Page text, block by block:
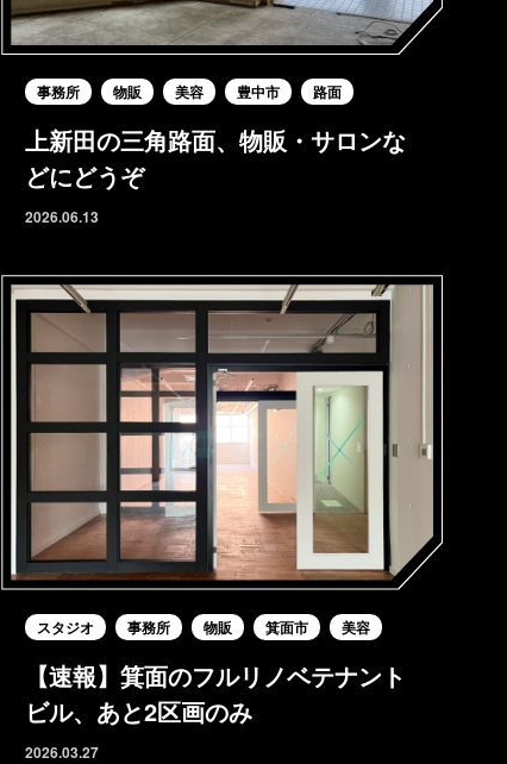
事務所 物販 美容 豊中市 路面
上新田の三角路面、物販・サロンな
どにどうぞ
2026.06.13
スタジオ 事務所 物販 箕面市 美容
【速報】箕面のフルリノベテナント
ビル、あと2区画のみ
2026.03.27